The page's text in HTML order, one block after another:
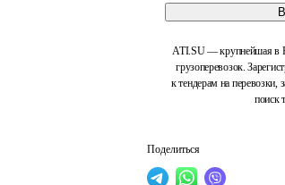
ATI.SU — крупнейшая в
грузоперевозок.
к тендерам на перевозки,
поиск
Поделиться